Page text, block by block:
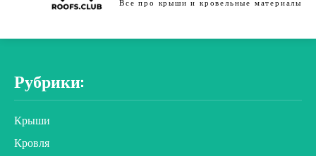
Все про крыши и кровельные материалы
Рубрики:
Крыши
Кровля